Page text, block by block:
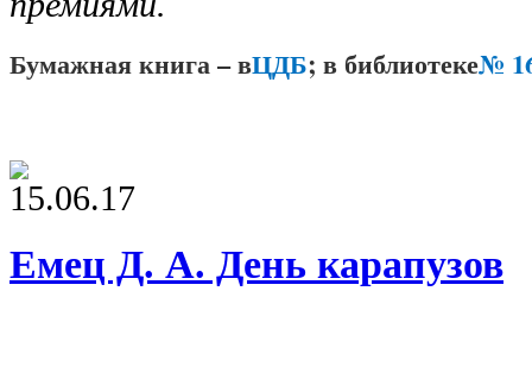
Бумажная книга – вЦДБ; в библиотеке№
15.06.17
Емец Д. А. День карапузов